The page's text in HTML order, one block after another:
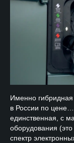
Именно
в России по
единственная, с
оборудования
спектр